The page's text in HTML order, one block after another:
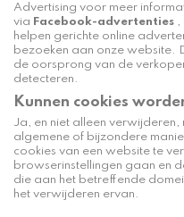
Advertising voor meer
via Facebook-advertenties ,
helpen gerichte online
bezoeken aan onze website.
de oorsprong van de
detecteren.
Kunnen cookies
Ja, en niet alleen
algemene of bijzondere
cookies van een website te
browserinstellingen gaan en
die aan het betreffende
het verwijderen ervan.